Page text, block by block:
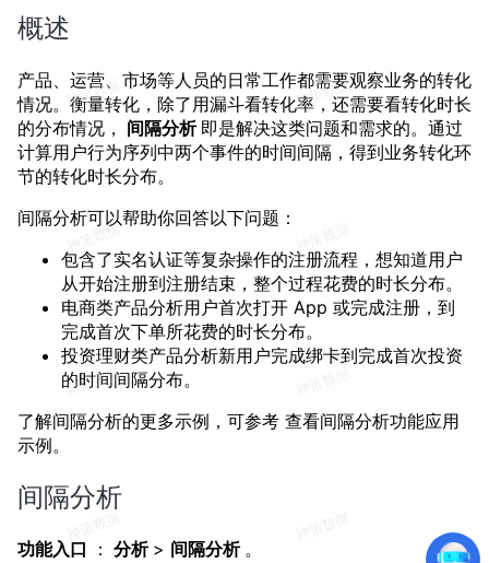
概述
产品、运营、市场等人员的日常工作都需要观察业务的转化
情况。衡量转化，除了用漏斗看转化率，还需要看转化时长
的分布情况， 间隔分析 即是解决这类问题和需求的。通过
计算用户行为序列中两个事件的时间间隔，得到业务转化环
节的转化时长分布。
间隔分析可以帮助你回答以下问题：
包含了实名认证等复杂操作的注册流程，想知道用户
从开始注册到注册结束，整个过程花费的时长分布。
电商类产品分析用户首次打开 App 或完成注册，到
完成首次下单所花费的时长分布。
投资理财类产品分析新用户完成绑卡到完成首次投资
的时间间隔分布。
了解间隔分析的更多示例，可参考 查看间隔分析功能应用
示例。
间隔分析
功能入口 ： 分析 > 间隔分析 。